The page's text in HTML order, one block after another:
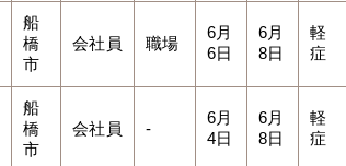
船
橋
市
会社員 職場
6月
6日
6月
8日
軽
症
船
橋
市
会社員 -
6月
4日
6月
8日
軽
症